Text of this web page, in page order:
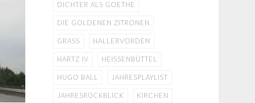
DICHTER ALS GOETHE
DIE GOLDENEN ZITRONEN
GRASS HALLERVORDEN
HARTZ IV HEISSENBÜTTEL
HUGO BALL JAHRESPLAYLIST
JAHRESRÜCKBLICK KIRCHEN